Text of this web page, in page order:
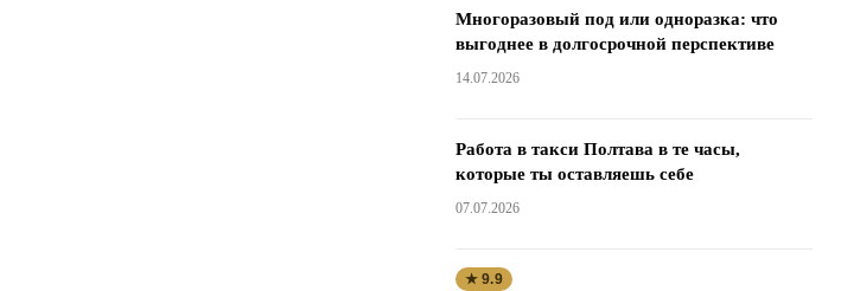
Многоразовый под или одноразка: что
выгоднее в долгосрочной перспективе
14.07.2026
Работа в такси Полтава в те часы,
которые ты оставляешь себе
07.07.2026
★ 9.9